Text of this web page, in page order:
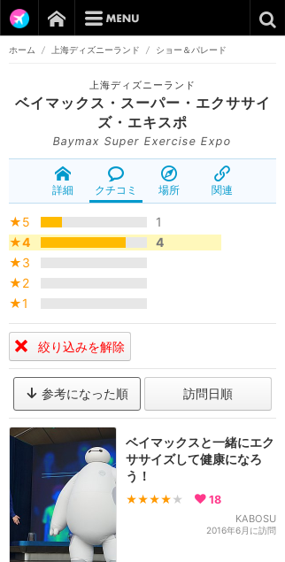
ホーム / 上海ディズニーランド / ショー＆パレード
上海ディズニーランド
ベイマックス・スーパー・エクササイ
ズ・エキスポ
Baymax Super Exercise Expo
詳細 クチコミ 場所 関連
★5
1
★4
4
★3
★2
★1
絞り込みを解除
参考になった順 訪問日順
ベイマックスと一緒にエク
ササイズして健康になろ
う！
★★★★ ★ 18
KABOSU
2016年6月に訪問